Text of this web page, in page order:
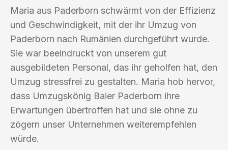
Maria aus Paderborn schwärmt von der Effizienz
und Geschwindigkeit, mit der ihr Umzug von
Paderborn nach Rumänien durchgeführt wurde.
Sie war beeindruckt von unserem gut
ausgebildeten Personal, das ihr geholfen hat, den
Umzug stressfrei zu gestalten. Maria hob hervor,
dass Umzugskönig Baier Paderborn ihre
Erwartungen übertroffen hat und sie ohne zu
zögern unser Unternehmen weiterempfehlen
würde.